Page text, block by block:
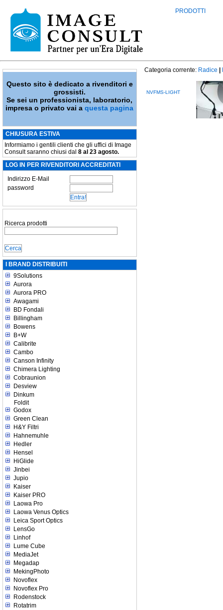
PRODOTTI
Questo sito è dedicato a rivenditori e
grossisti.
Se sei un professionista, laboratorio,
impresa o privato vai aquesta pagina
CHIUSURA ESTIVA
Informiamo i gentili clienti che gli uffici di Image
Consult saranno chiusi dal 8 al 23 agosto.
LOG IN PER RIVENDITORI ACCREDITATI
Indirizzo E-Mail
password
Ricerca prodotti
I BRAND DISTRIBUITI
9Solutions
Aurora
Aurora PRO
Awagami
BD Fondali
Billingham
Bowens
B+W
Calibrite
Cambo
Canson Infinity
Chimera Lighting
Cobraunion
Desview
Dinkum
Foldit
Godox
Green Clean
H&Y Filtri
Hahnemuhle
Hedler
Hensel
HiGlide
Jinbei
Jupio
Kaiser
Kaiser PRO
Laowa Pro
Laowa Venus Optics
Leica Sport Optics
LensGo
Linhof
Lume Cube
MediaJet
Megadap
MekingPhoto
Novoflex
Novoflex Pro
Rodenstock
Rotatrim
Categoria corrente: Radice
NVFMS-LIGHT